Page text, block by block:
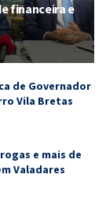
financeira e
de Governador
Vila Bretas
e mais de
Valadares